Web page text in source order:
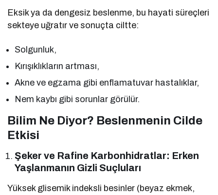
Eksik ya da dengesiz beslenme, bu hayati süreçleri
sekteye uğratır ve sonuçta ciltte:
Solgunluk,
Kırışıklıkların artması,
Akne ve egzama gibi enflamatuvar hastalıklar,
Nem kaybı gibi sorunlar görülür.
Bilim Ne Diyor? Beslenmenin Cilde
Etkisi
Şeker ve Rafine Karbonhidratlar: Erken
Yaşlanmanın Gizli Suçluları
Yüksek glisemik indeksli besinler (beyaz ekmek,